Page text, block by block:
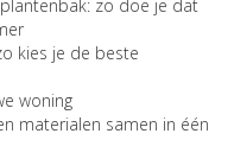
zo doe je dat
kies je de beste
woning
materialen samen in één